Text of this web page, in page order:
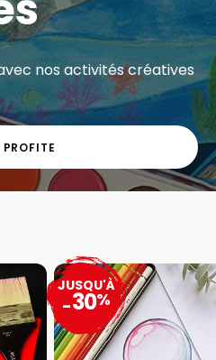
nos activités créatives
JUSQU'À
-30%